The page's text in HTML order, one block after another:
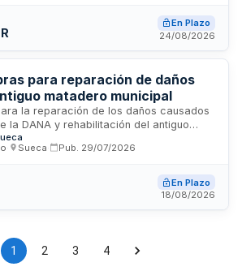
4. La garantía definitiva exigida es del
importe de adjudicación, excluido
de la recepción de la obra.
En Plazo
24/08/2026
para reparación de daños
matadero municipal
la reparación de los daños causados
la DANA y rehabilitación del antiguo
devolviendo el edificio a su estado
financian por la Administración
Democrática conforme a la normativa
pública.
Sueca Pub. 29/07/2026
En Plazo
18/08/2026
1 2 3 4